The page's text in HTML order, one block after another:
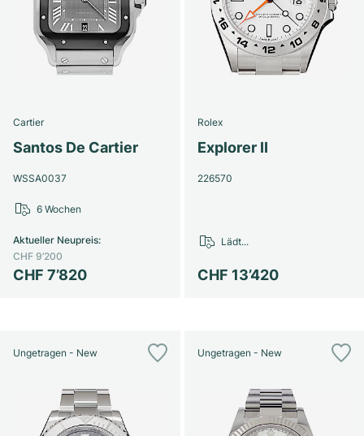
Cartier
Santos De Cartier
WSSA0037
CHF 7’820
Aktueller Neupreis:
CHF 9’200
6 Wochen
Rolex
Explorer II
226570
CHF 13’420
Lädt...
Ungetragen - New Ungetragen - New